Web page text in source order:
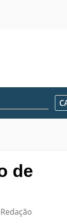
de
Redação